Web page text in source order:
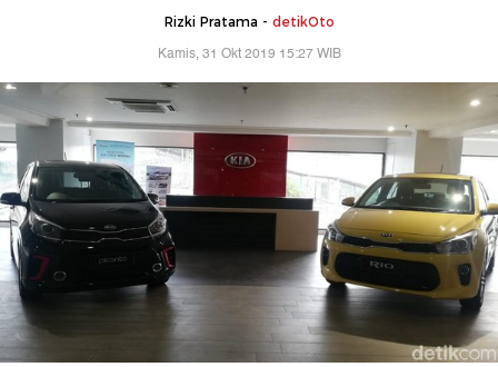
Rizki Pratama - detikOto
Kamis, 31 Okt 2019 15:27 WIB